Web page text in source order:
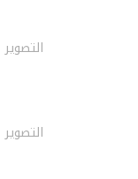
التصوير
التصوير